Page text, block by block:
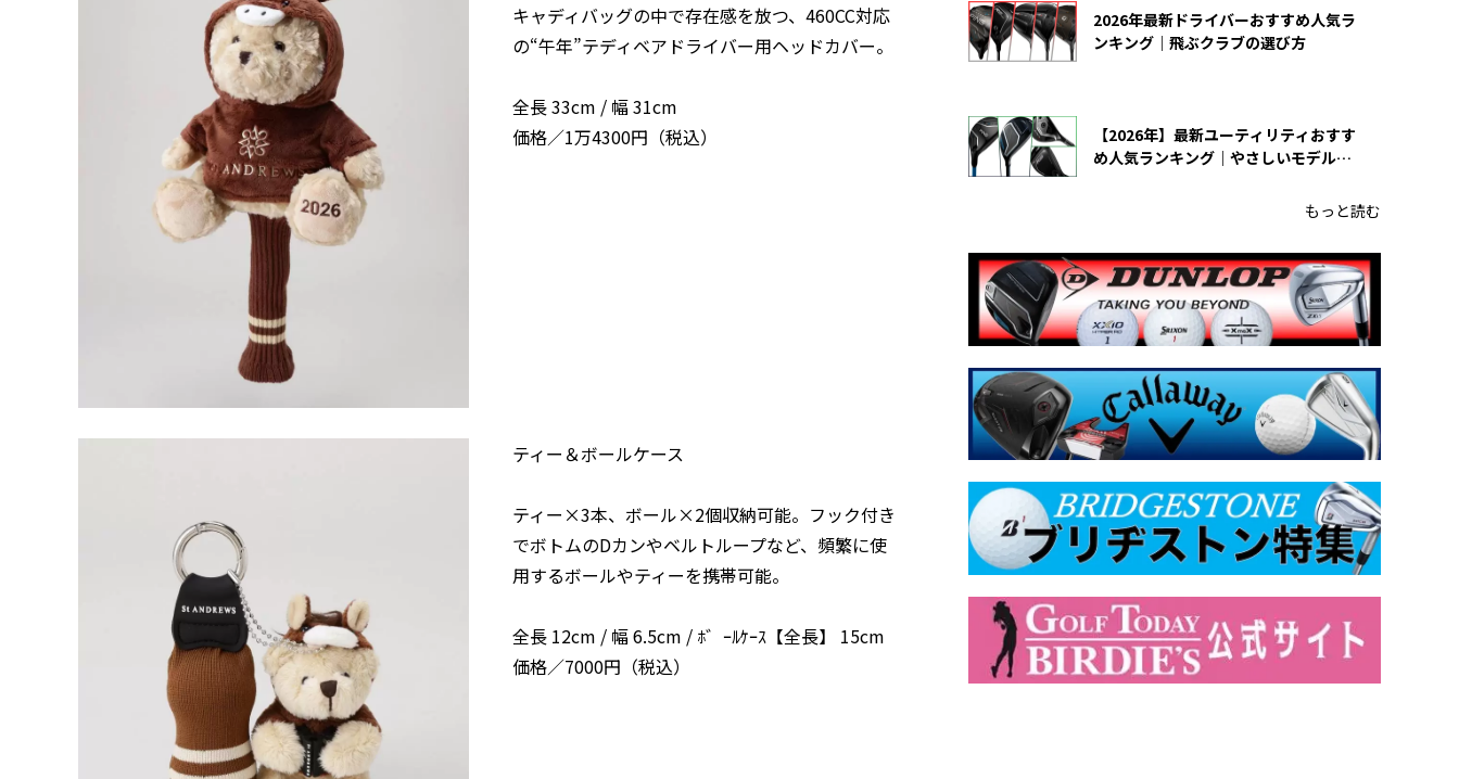
キャディバッグの中で存在感を放つ、460CC対応
の“午年”テディベアドライバー用ヘッドカバー。
全長 33cm / 幅 31cm
価格／1万4300円（税込）
ティー＆ボールケース
ティー×3本、ボール×2個収納可能。フック付き
でボトムのDカンやベルトループなど、頻繁に使
用するボールやティーを携帯可能。
全長 12cm / 幅 6.5cm / ﾎ゛ｰﾙｹｰｽ【全長】 15cm
価格／7000円（税込）
2026年最新ドライバーおすすめ人気ラ
ンキング｜飛ぶクラブの選び方
【2026年】最新ユーティリティおすす
め人気ランキング｜やさしいモデルの
もっと読む